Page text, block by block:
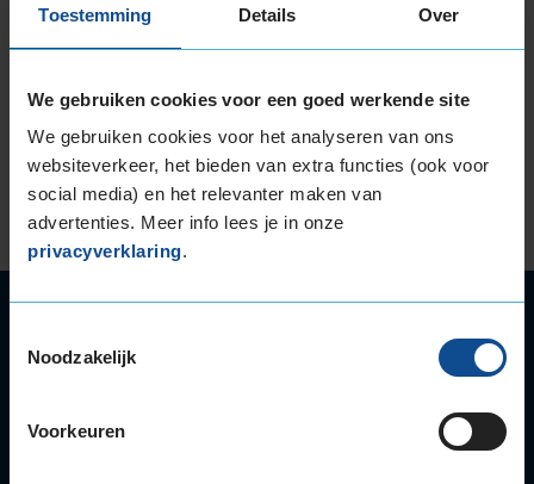
Toestemming Details Over
We gebruiken cookies voor een goed werkende site
We gebruiken cookies voor het analyseren van ons
websiteverkeer, het bieden van extra functies (ook voor
social media) en het relevanter maken van
advertenties. Meer info lees je in onze
privacyverklaring.
Noodzakelijk
Voorkeuren
en zijn team trainden de deelneemsters in hoe zij
zichzelf kunnen redden bij pech onderweg en
olielampje.
Lees verder
Autobanden
APK